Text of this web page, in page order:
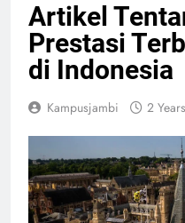
Artikel
Prestasi
di Indonesia
Kampusjambi 2